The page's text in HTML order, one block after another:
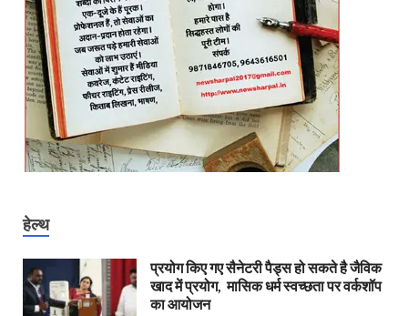
हेल्थ
प्रयोग किए गए सैनेटरी पैड्स हो सकते है जैविक
खाद में प्रयोग, मासिक धर्म स्वच्छता पर वर्कशॉप
का आयोजन